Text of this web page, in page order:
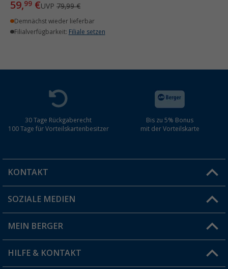
59,99 €UVP 79,99 €
Demnächst wieder lieferbar
Filialverfügbarkeit: Filiale setzen
30 Tage Rückgaberecht
100 Tage für Vorteilskartenbesitzer
Bis zu 5% Bonus
mit der Vorteilskarte
KONTAKT
Du hast eine Frage?
Filiale finden
SOZIALE MEDIEN
MEIN BERGER
Vorteilskarte
HILFE & KONTAKT